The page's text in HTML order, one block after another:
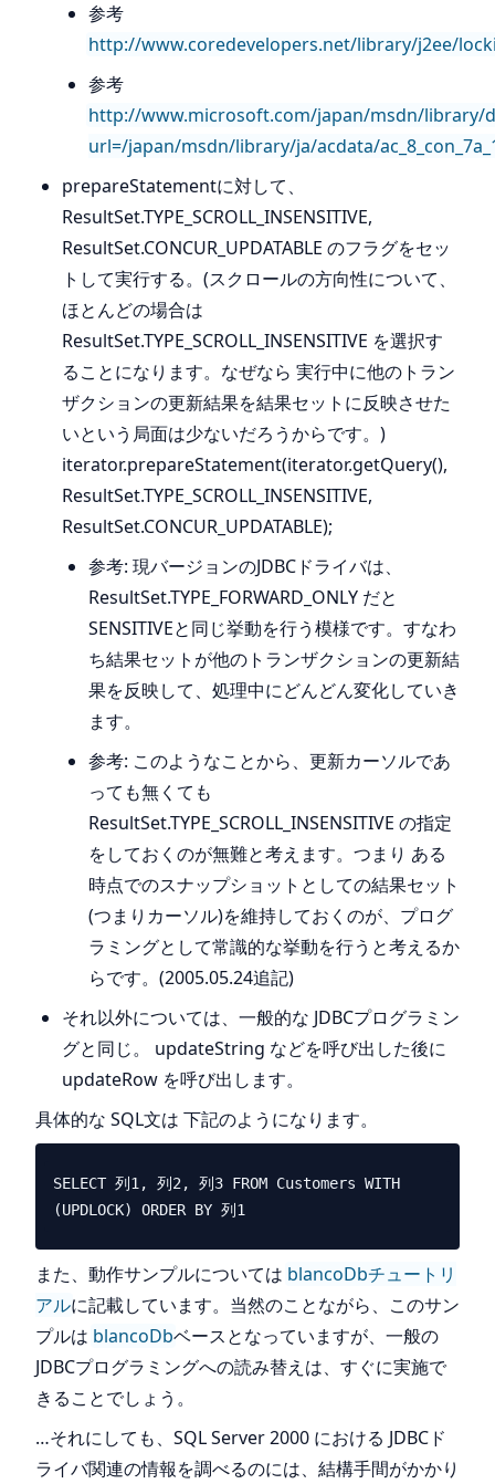
参考
http://www.coredevelopers.net/library/j2ee/
参考
http://www.microsoft.com/japan/msdn/library/
url=/japan/msdn/library/ja/acdata/
prepareStatementに対して、
ResultSet.TYPE_SCROLL_INSENSITIVE,
ResultSet.CONCUR_UPDATABLE のフラグをセッ
トして実行する。(スクロールの方向性について、
ほとんどの場合は
ResultSet.TYPE_SCROLL_INSENSITIVE を選択す
ることになります。なぜなら 実行中に他のトラン
ザクションの更新結果を結果セットに反映させた
いという局面は少ないだろうからです。)
iterator.prepareStatement(iterator.getQuery(),
ResultSet.TYPE_SCROLL_INSENSITIVE,
ResultSet.CONCUR_UPDATABLE);
参考: 現バージョンのJDBCドライバは、
ResultSet.TYPE_FORWARD_ONLY だと
SENSITIVEと同じ挙動を行う模様です。すなわ
ち結果セットが他のトランザクションの更新結
果を反映して、処理中にどんどん変化していき
ます。
参考: このようなことから、更新カーソルであ
っても無くても
ResultSet.TYPE_SCROLL_INSENSITIVE の指定
をしておくのが無難と考えます。つまり ある
時点でのスナップショットとしての結果セット
(つまりカーソル)を維持しておくのが、プログ
ラミングとして常識的な挙動を行うと考えるか
らです。(2005.05.24追記)
それ以外については、一般的な JDBCプログラミン
グと同じ。 updateString などを呼び出した後に
updateRow を呼び出します。
具体的な SQL文は 下記のようになります。
SELECT 列1, 列2, 列3 FROM Customers WITH
また、動作サンプルについては blancoDbチュートリ
アルに記載しています。当然のことながら、このサン
プルは blancoDbベースとなっていますが、一般の
JDBCプログラミングへの読み替えは、すぐに実施で
きることでしょう。
…それにしても、SQL Server 2000 における JDBCド
ライバ関連の情報を調べるのには、結構手間がかかり